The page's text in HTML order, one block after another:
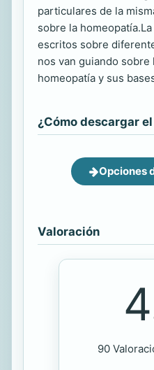
particulares de la
sobre la
escritos sobre
nos van guiando
homeopatía y sus
¿Cómo descargar
Opciones
Valoración
90